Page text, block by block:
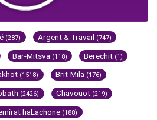
(287) Argent & Travail (747)
Bar-Mitsva (118) Berechit (1)
(1518) Brit-Mila (176)
(2426) Chavouot (219)
haLachone (188)